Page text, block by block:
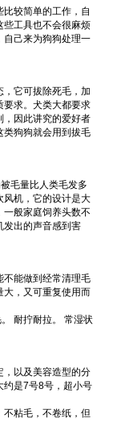
较简单的工作，自
些工具也不会很麻烦
自己来为狗狗处理一
它可拔除死毛，加
要求。犬类大都要求
，因此讲究的爱好者
类狗狗就会用到拔毛
毛量比人类毛发多
风机，它的设计是大
般家庭饲养头数不
发出的声音感到害
不能做到经常清理毛
大，又可重复使用而
耐拧耐拉。 常湿状
，以及美容造型的分
约是7号8号，超小号
粘毛，不卷纸，但